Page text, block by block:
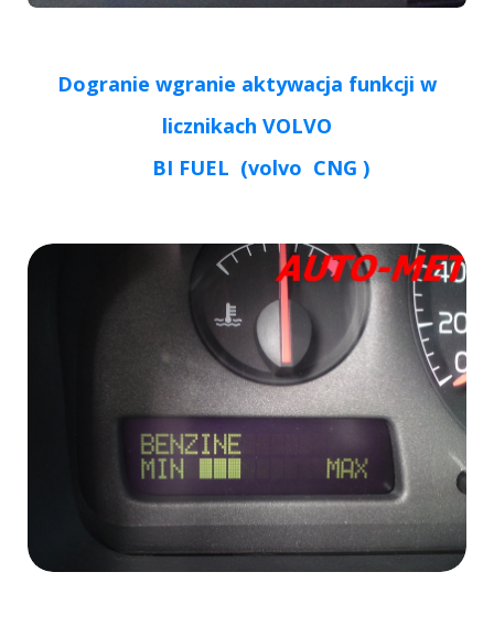
Dogranie wgranie aktywacja funkcji w
licznikach VOLVO
BI FUEL (volvo CNG )